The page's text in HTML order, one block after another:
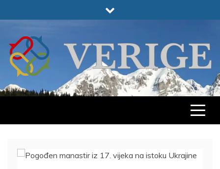
to
VERIGE
ODABRANO